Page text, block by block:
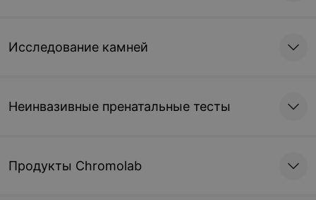
Исследование камней
Неинвазивные пренатальные тесты
Продукты Chromolab